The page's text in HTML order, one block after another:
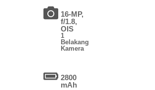
16-MP,
f/1.8,
OIS
1
Belakang
Kamera
2800
mAh